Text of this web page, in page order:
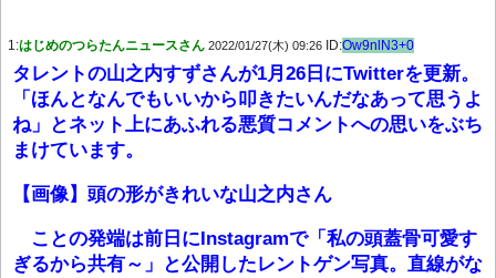
1:はじめのつらたんニュースさん 2022/01/27(木) 09:26 ID:Ow9nlN3+0
タレントの山之内すずさんが1月26日にTwitterを更新。
「ほんとなんでもいいから叩きたいんだなあって思うよ
ね」とネット上にあふれる悪質コメントへの思いをぶち
まけています。
【画像】頭の形がきれいな山之内さん
ことの発端は前日にInstagramで「私の頭蓋骨可愛す
ぎるから共有～」と公開したレントゲン写真。直線がな